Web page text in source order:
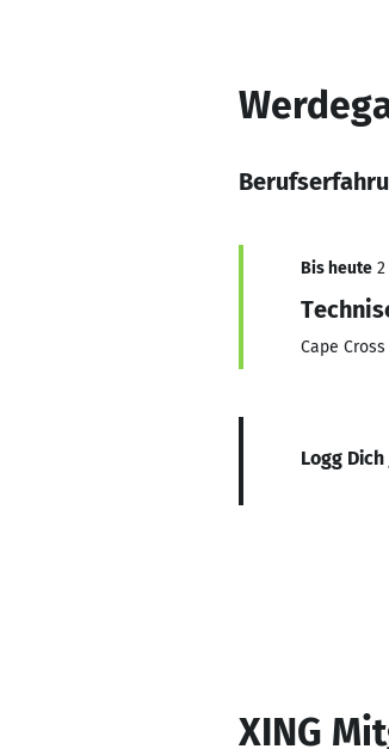
Bis heute
Cape
Logg
XING